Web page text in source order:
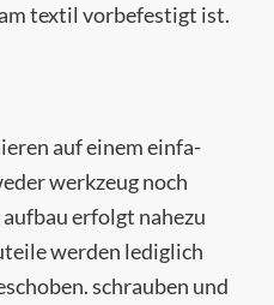
tex­til vor­be­fes­tigt ist.
auf einem ein­fa­
werk­zeug noch
erfolgt nahe­zu
wer­den ledig­lich
schrau­ben und